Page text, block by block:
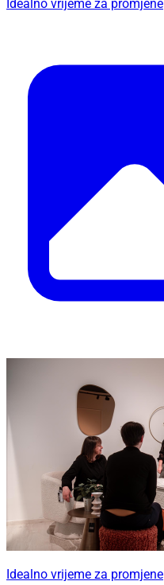
Idealno vrijeme za promjene
Idealno vrijeme za promjene